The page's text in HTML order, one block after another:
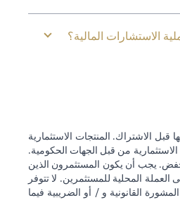
الاستشارات المالية؟
الاشتراك. المنتجات الاستثمارية
من قبل الجهات الحكومية.
يجب أن يكون المستثمرون الذين
المحلية للمستثمرين. لا تتوفر
القانونية و / أو الضريبية فيما